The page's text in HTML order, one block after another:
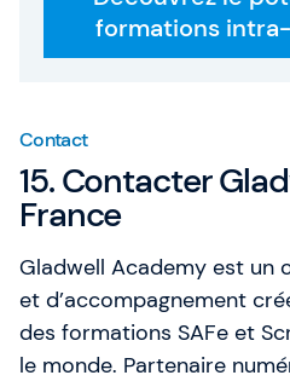
formations
Contact
15. Contacter
France
Gladwell Academy est un
et d’accompagnement
des formations SAFe et
le monde. Partenaire